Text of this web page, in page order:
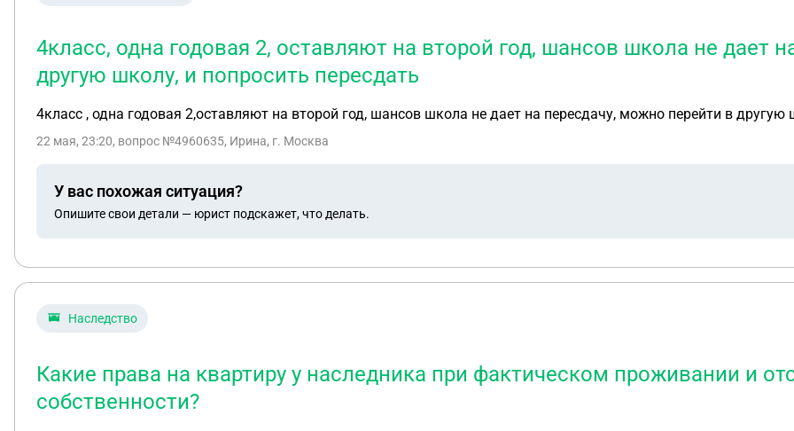
4класс, одна годовая 2, оставляют на второй год, шансов школа не дает
другую школу, и попросить пересдать
4класс , одна годовая 2,оставляют на второй год, шансов школа не дает на пересдачу, можно перейти в другую
22 мая, 23:20, вопрос №4960635, Ирина, г. Москва
У вас похожая ситуация?
Опишите свои детали — юрист подскажет, что делать.
Наследство
Какие права на квартиру у наследника при фактическом проживании и
собственности?